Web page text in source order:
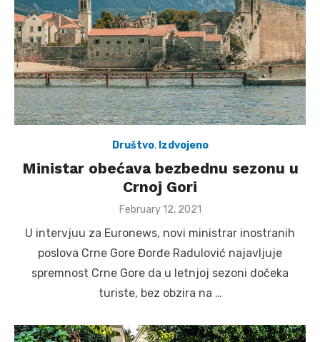
Društvo, Izdvojeno
Ministar obećava bezbednu sezonu u
Crnoj Gori
Posted
February 12, 2021
U intervjuu za Euronews, novi ministrar inostranih
poslova Crne Gore Đorđe Radulović najavljuje
spremnost Crne Gore da u letnjoj sezoni dočeka
turiste, bez obzira na …